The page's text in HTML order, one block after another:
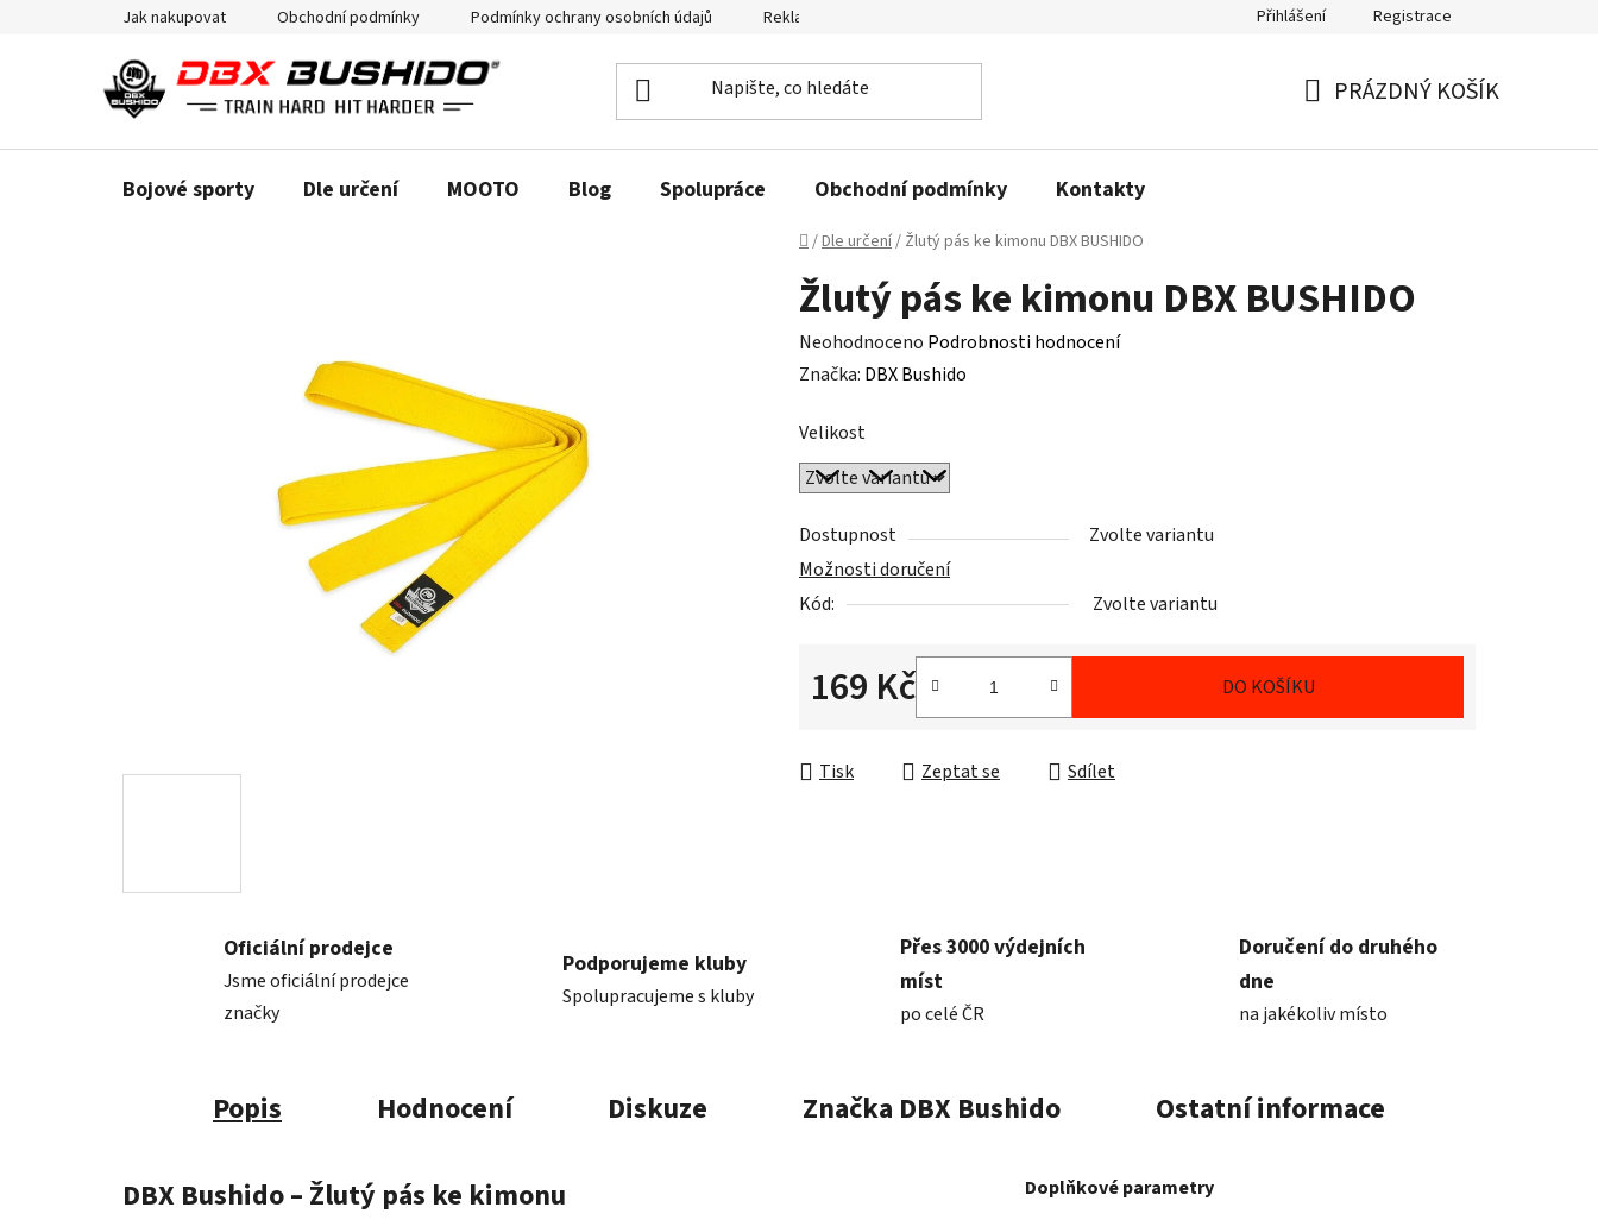
Jak nakupovat Obchodní podmínky Podmínky ochrany osobních údajů Reklamační řád a odstoupení od smlouvy Politika používání cookiesPřihlášení Registrace
PRÁZDNÝ KOŠÍK
Bojové sporty Dle určení MOOTO Blog Spolupráce Obchodní podmínky Kontakty
Domů
/Dle určení/ Žlutý pás ke kimonu DBX BUSHIDO
Žlutý pás ke kimonu DBX BUSHIDO
Průměrné
hodnocení
je
0,0
z
5
hvězdiček.
Neohodnoceno Podrobnosti hodnocení
Značka: DBX Bushido
Velikost
Dostupnost
Zvolte variantu
Možnosti doručení
Kód:
Zvolte variantu
169 Kč DO KOŠÍKU
Tisk Zeptat se Sdílet
Oficiální prodejce
Jsme oficiální prodejce
značky
Podporujeme kluby
Spolupracujeme s kluby
Přes 3000 výdejních
míst
po celé ČR
Doručení do druhého
dne
na jakékoliv místo
Popis Hodnocení Diskuze Značka DBX Bushido Ostatní informace
DBX Bushido – Žlutý pás ke kimonu Doplňkové parametry